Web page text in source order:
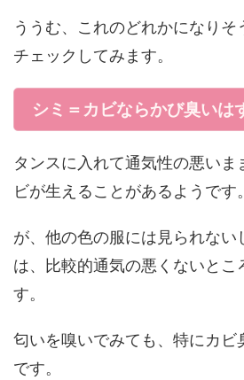
ううむ、これのどれかになりそ
チェックしてみます。
シミ＝カビならかび臭いは
タンスに入れて通気性の悪いま
ビが生えることがあるようです。
が、他の色の服には見られない
は、比較的通気の悪くないとこ
す。
匂いを嗅いでみても、特にカビ
です。